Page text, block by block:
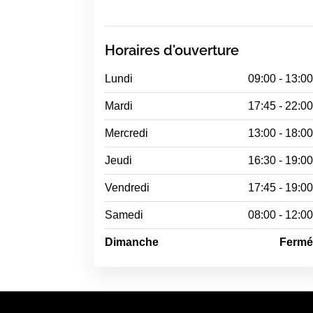
Horaires d'ouverture
Lundi 09:00 - 13:00
Mardi 17:45 - 22:00
Mercredi 13:00 - 18:00
Jeudi 16:30 - 19:00
Vendredi 17:45 - 19:00
Samedi 08:00 - 12:00
Dimanche Fermé